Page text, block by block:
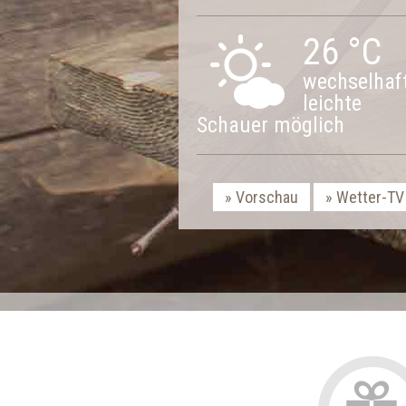
26 °C
leichte
Schauer möglich
Vorschau Wetter-TV